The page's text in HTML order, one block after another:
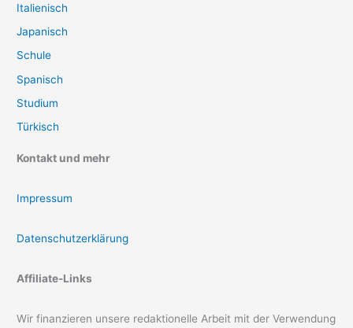
Italienisch
Japanisch
Schule
Spanisch
Studium
Türkisch
Kontakt und mehr
Impressum
Datenschutzerklärung
Affiliate-Links
Wir finanzieren unsere redaktionelle Arbeit mit der Verwendung